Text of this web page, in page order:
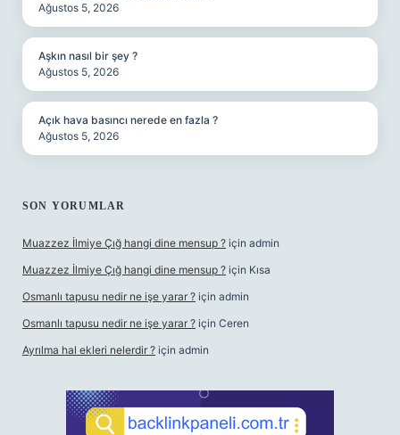
Ağustos 5, 2026
Aşkın nasıl bir şey ?
Ağustos 5, 2026
Açık hava basıncı nerede en fazla ?
Ağustos 5, 2026
SON YORUMLAR
Muazzez İlmiye Çığ hangi dine mensup ? için admin
Muazzez İlmiye Çığ hangi dine mensup ? için Kısa
Osmanlı tapusu nedir ne işe yarar ? için admin
Osmanlı tapusu nedir ne işe yarar ? için Ceren
Ayrılma hal ekleri nelerdir ? için admin